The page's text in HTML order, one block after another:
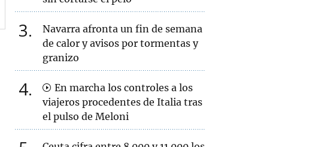
3
Navarra afronta un fin de semana
de calor y avisos por tormentas y
granizo
4
En marcha los controles a los
viajeros procedentes de Italia tras
el pulso de Meloni